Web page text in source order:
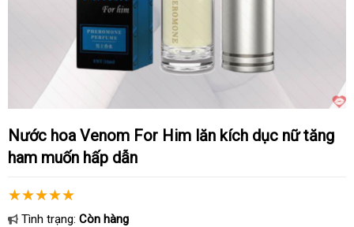
Nước hoa Venom For Him lăn kích dục nữ tăng
ham muốn hấp dẫn
Tình trạng: Còn hàng